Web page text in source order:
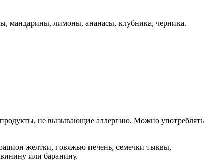
мандарины, лимоны, ананасы, клубника, черника.
продукты, не вызывающие аллергию. Можно употреблять
желтки, говяжью печень, семечки тыквы,
или баранину.